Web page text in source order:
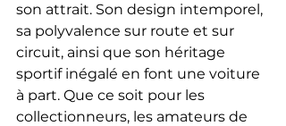
son attrait. Son design intemporel,
sa polyvalence sur route et sur
circuit, ainsi que son héritage
sportif inégalé en font une voiture
à part. Que ce soit pour les
collectionneurs, les amateurs de